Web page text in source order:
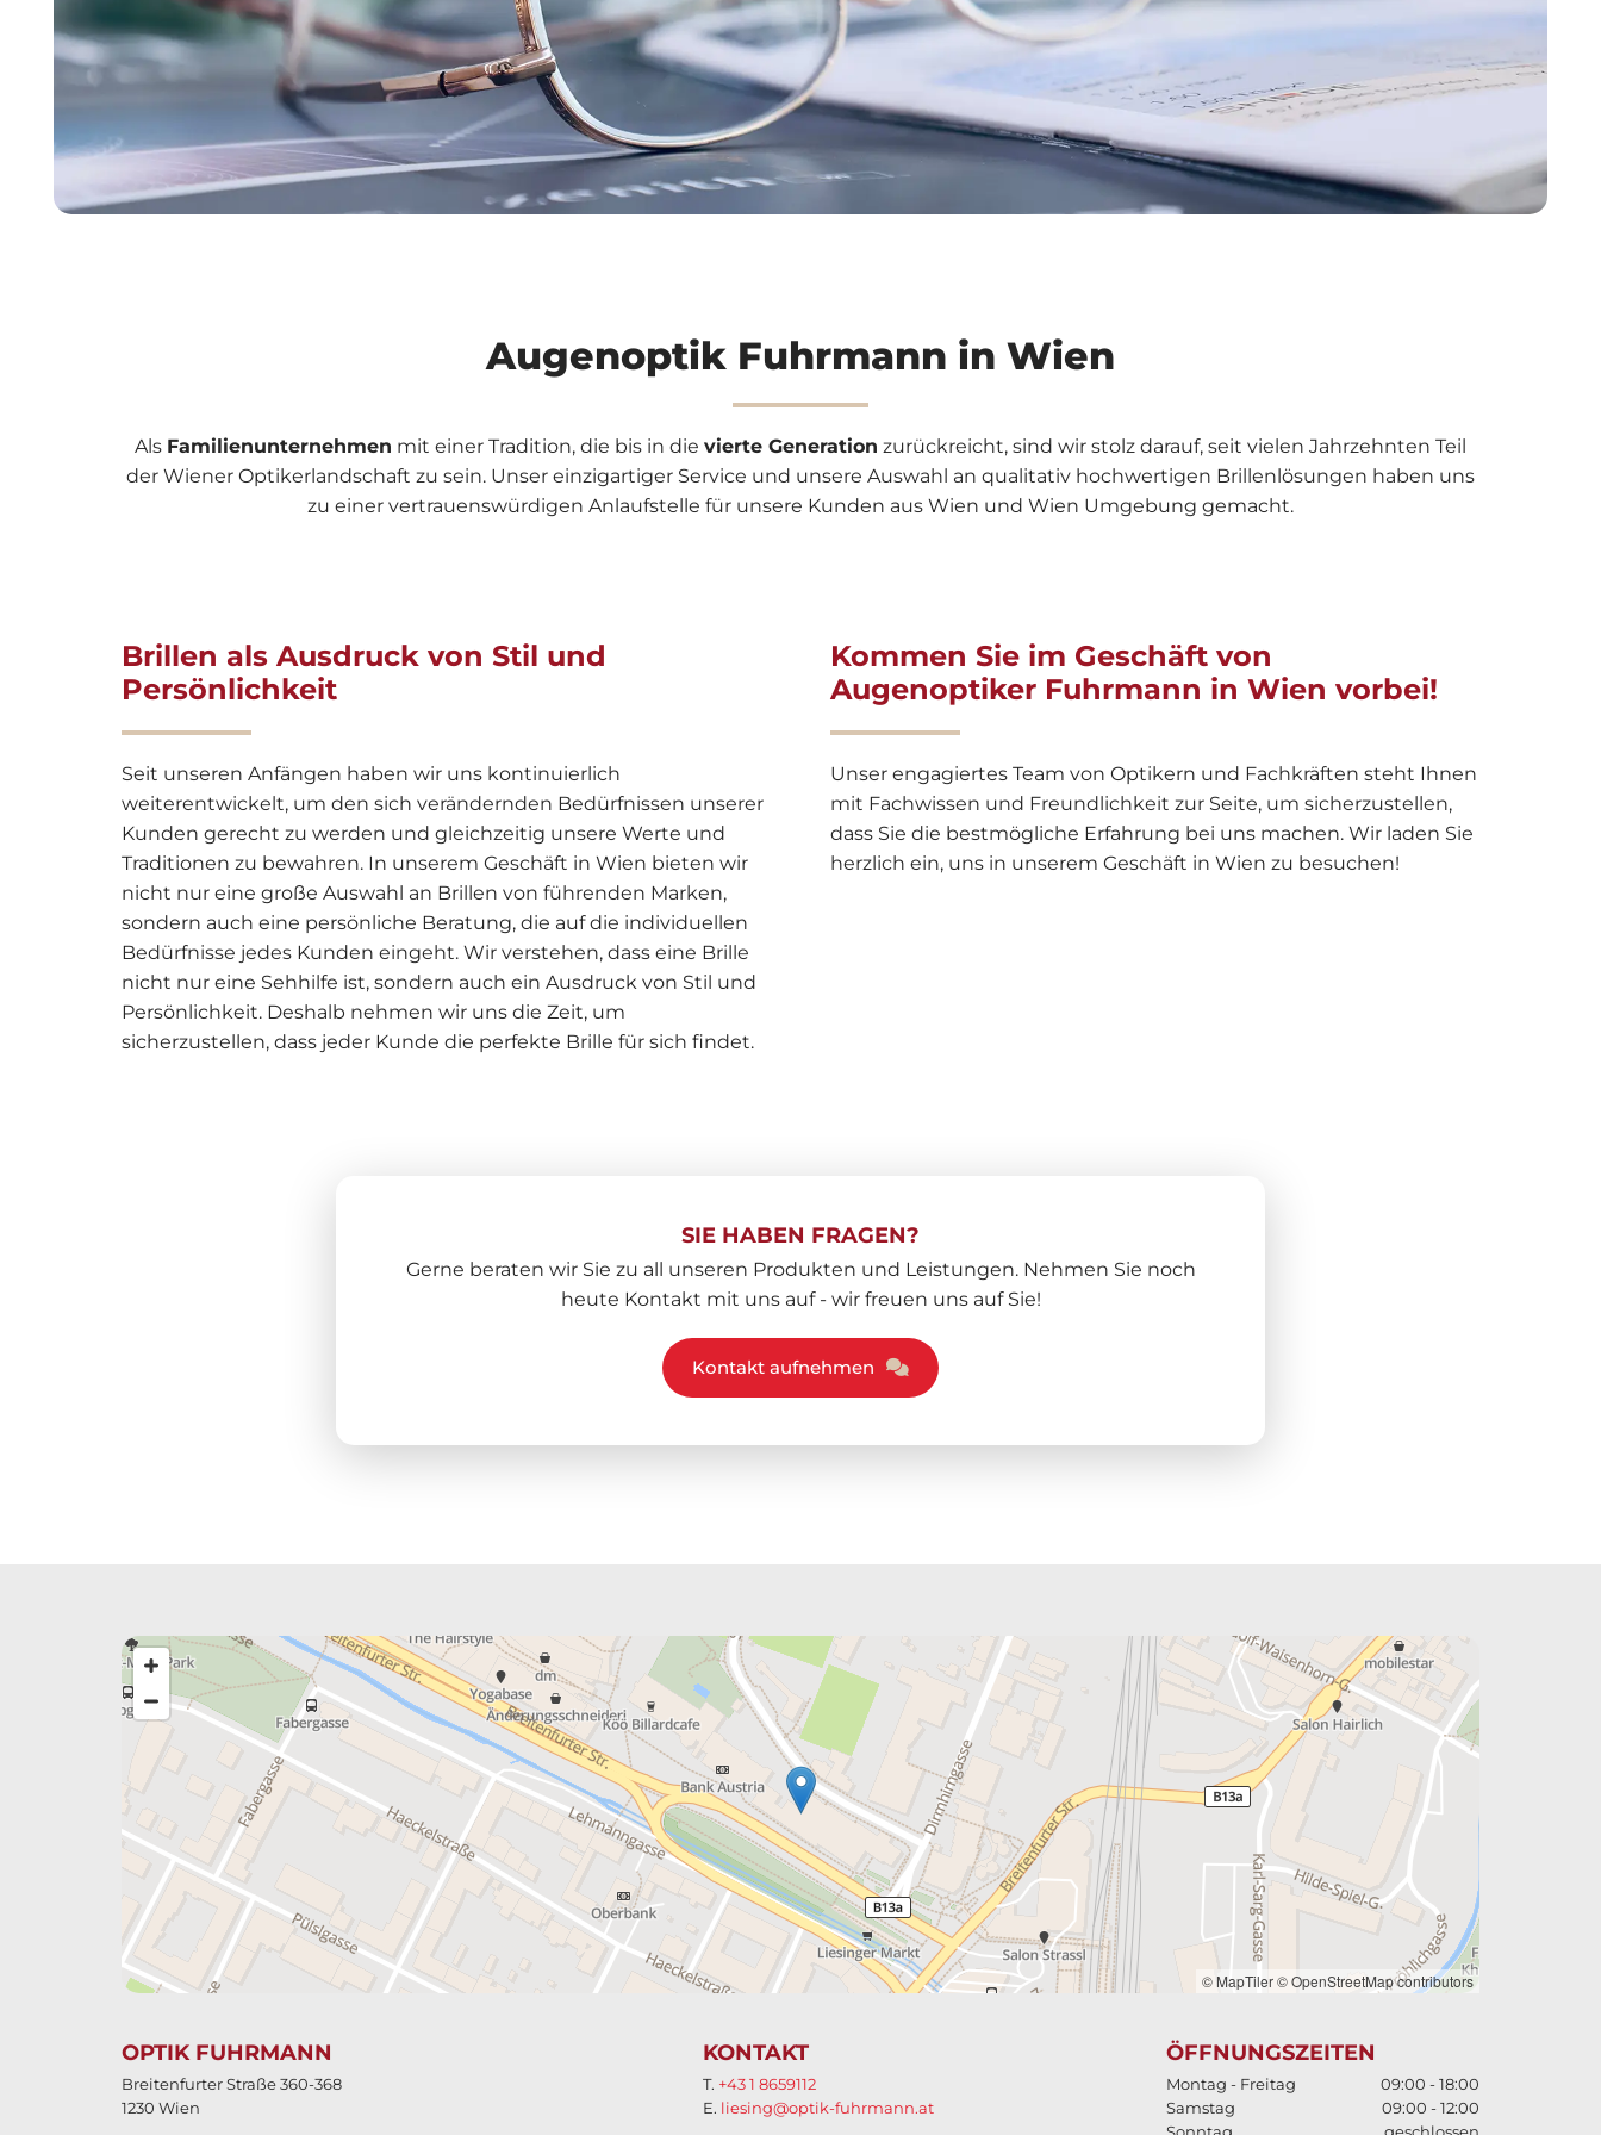
Augenoptik Fuhrmann in Wien
Als Familienunternehmen mit einer Tradition, die bis in die vierte Generation zurückreicht, sind wir stolz darauf, seit vielen Jahrzehnten Teil
der Wiener Optikerlandschaft zu sein. Unser einzigartiger Service und unsere Auswahl an qualitativ hochwertigen Brillenlösungen haben uns
zu einer vertrauenswürdigen Anlaufstelle für unsere Kunden aus Wien und Wien Umgebung gemacht.
Brillen als Ausdruck von Stil und
Persönlichkeit
Seit unseren Anfängen haben wir uns kontinuierlich
weiterentwickelt, um den sich verändernden Bedürfnissen unserer
Kunden gerecht zu werden und gleichzeitig unsere Werte und
Traditionen zu bewahren. In unserem Geschäft in Wien bieten wir
nicht nur eine große Auswahl an Brillen von führenden Marken,
sondern auch eine persönliche Beratung, die auf die individuellen
Bedürfnisse jedes Kunden eingeht. Wir verstehen, dass eine Brille
nicht nur eine Sehhilfe ist, sondern auch ein Ausdruck von Stil und
Persönlichkeit. Deshalb nehmen wir uns die Zeit, um
sicherzustellen, dass jeder Kunde die perfekte Brille für sich findet.
Kommen Sie im Geschäft von
Augenoptiker Fuhrmann in Wien vorbei!
Unser engagiertes Team von Optikern und Fachkräften steht Ihnen
mit Fachwissen und Freundlichkeit zur Seite, um sicherzustellen,
dass Sie die bestmögliche Erfahrung bei uns machen. Wir laden Sie
herzlich ein, uns in unserem Geschäft in Wien zu besuchen!
SIE HABEN FRAGEN?
Gerne beraten wir Sie zu all unseren Produkten und Leistungen. Nehmen Sie noch
heute Kontakt mit uns auf - wir freuen uns auf Sie!
Kontakt aufnehmen
© MapTiler© OpenStreetMap contributors
OPTIK FUHRMANN
Breitenfurter Straße 360-368
1230 Wien
KONTAKT
T. +43 1 8659112
E. liesing@optik-fuhrmann.at
ÖFFNUNGSZEITEN
Montag - Freitag
09:00 - 18:00
Samstag
09:00 - 12:00